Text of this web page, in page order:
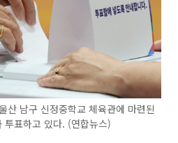
남구 신정중학교 체육관에 마련된
투표하고 있다. (연합뉴스)